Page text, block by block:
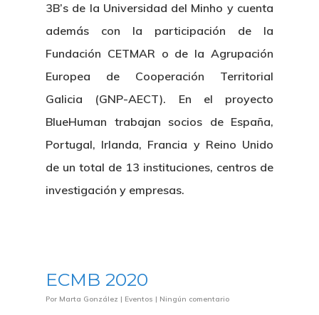
3B’s de la Universidad del Minho y cuenta
además con la participación de la
Fundación CETMAR o de la Agrupación
Europea de Cooperación Territorial
Galicia (GNP-AECT). En el proyecto
BlueHuman trabajan socios de España,
Portugal, Irlanda, Francia y Reino Unido
de un total de 13 instituciones, centros de
investigación y empresas.
ECMB 2020
Por Marta González | Eventos | Ningún comentario